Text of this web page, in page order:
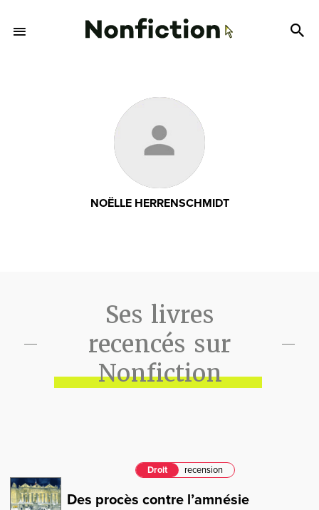
NOËLLE HERRENSCHMIDT
Ses livres
recencés sur
Nonfiction
Droit recension
Des procès contre l’amnésie